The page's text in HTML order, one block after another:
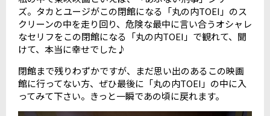
ズ。タカとユージがこの閉館になる「丸の内TOEI」のス
クリーンの中を走り回り、危険な最中に言い合うオシャレ
なセリフをこの閉館になる「丸の内TOEI」で観れて、聞
けて、本当に幸せでした♪
閉館まで残りわずかですが、まだ思い出のあるこの映画
館に行ってない方、ぜひ最後に「丸の内TOEI」の中に入
ってみて下さい。きっと一瞬であの頃に戻れます。